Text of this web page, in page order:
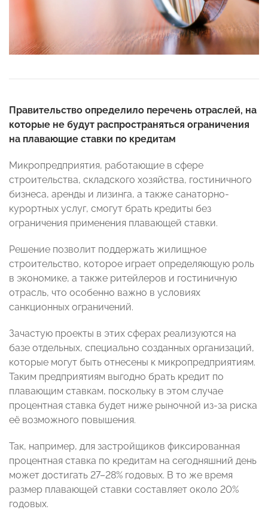
Правительство определило перечень отраслей, на
которые не будут распространяться ограничения
на плавающие ставки по кредитам
Микропредприятия, работающие в сфере
строительства, складского хозяйства, гостиничного
бизнеса, аренды и лизинга, а также санаторно-
курортных услуг, смогут брать кредиты без
ограничения применения плавающей ставки.
Решение позволит поддержать жилищное
строительство, которое играет определяющую роль
в экономике, а также ритейлеров и гостиничную
отрасль, что особенно важно в условиях
санкционных ограничений.
Зачастую проекты в этих сферах реализуются на
базе отдельных, специально созданных организаций,
которые могут быть отнесены к микропредприятиям.
Таким предприятиям выгодно брать кредит по
плавающим ставкам, поскольку в этом случае
процентная ставка будет ниже рыночной из-за риска
её возможного повышения.
Так, например, для застройщиков фиксированная
процентная ставка по кредитам на сегодняшний день
может достигать 27–28% годовых. В то же время
размер плавающей ставки составляет около 20%
годовых.